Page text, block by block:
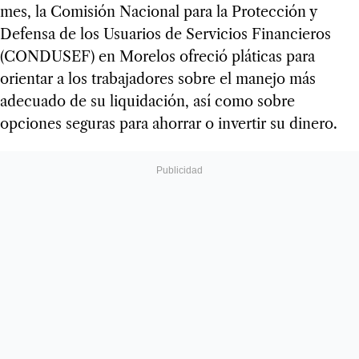
mes, la Comisión Nacional para la Protección y
Defensa de los Usuarios de Servicios Financieros
(CONDUSEF) en Morelos ofreció pláticas para
orientar a los trabajadores sobre el manejo más
adecuado de su liquidación, así como sobre
opciones seguras para ahorrar o invertir su dinero.